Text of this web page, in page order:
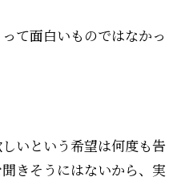
て面白いものではなかっ
いという希望は何度も告
きそうにはないから、実